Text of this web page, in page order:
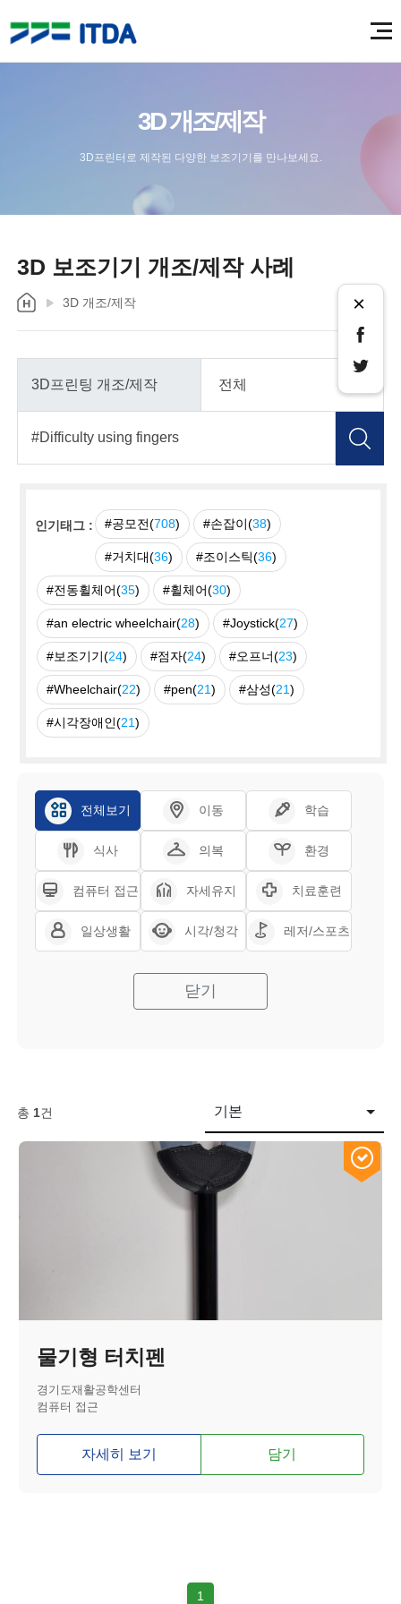
3D 개조/제작
3D프린터로 제작된 다양한 보조기기를 만나보세요.
3D 보조기기 개조/제작 사례
3D 개조/제작 ×
인기태그 : #공모전(708) #손잡이(38)
#거치대(36) #조이스틱(36)
#전동휠체어(35) #휠체어(30)
#an electric wheelchair(28) #Joystick(27)
#보조기기(24) #점자(24) #오프너(23)
#Wheelchair(22) #pen(21) #삼성(21)
#시각장애인(21)
전체보기 이동 학습
식사 의복 환경
컴퓨터 접근 자세유지 치료훈련
일상생활 시각/청각 레저/스포츠
닫기
총 1건 기본
물기형 터치펜
경기도재활공학센터
컴퓨터 접근
자세히 보기 담기
1